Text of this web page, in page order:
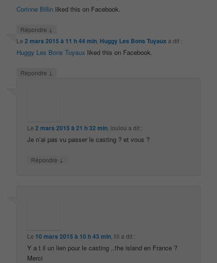
Corinne Billin liked this on Facebook.
Répondre ↓
Le2 mars 2015 à 11 h 44 min Huggy Les Bons Tuyaux a dit :
Huggy Les Bons Tuyaux liked this on Facebook.
Répondre ↓
Le2 mars 2015 à 21 h 32 min loulou a dit :
Je n’ai pas vu passer le casting ? et vous ?
Répondre ↓
Le 10 mars 2015 à 10 h 43 min lili a dit :
Y a t il un lien pour le casting ..the island en France ?
Merci